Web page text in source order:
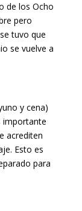
de los Ocho
pero
tuvo que
se vuelve a
y cena)
importante
acrediten
Esto es
para